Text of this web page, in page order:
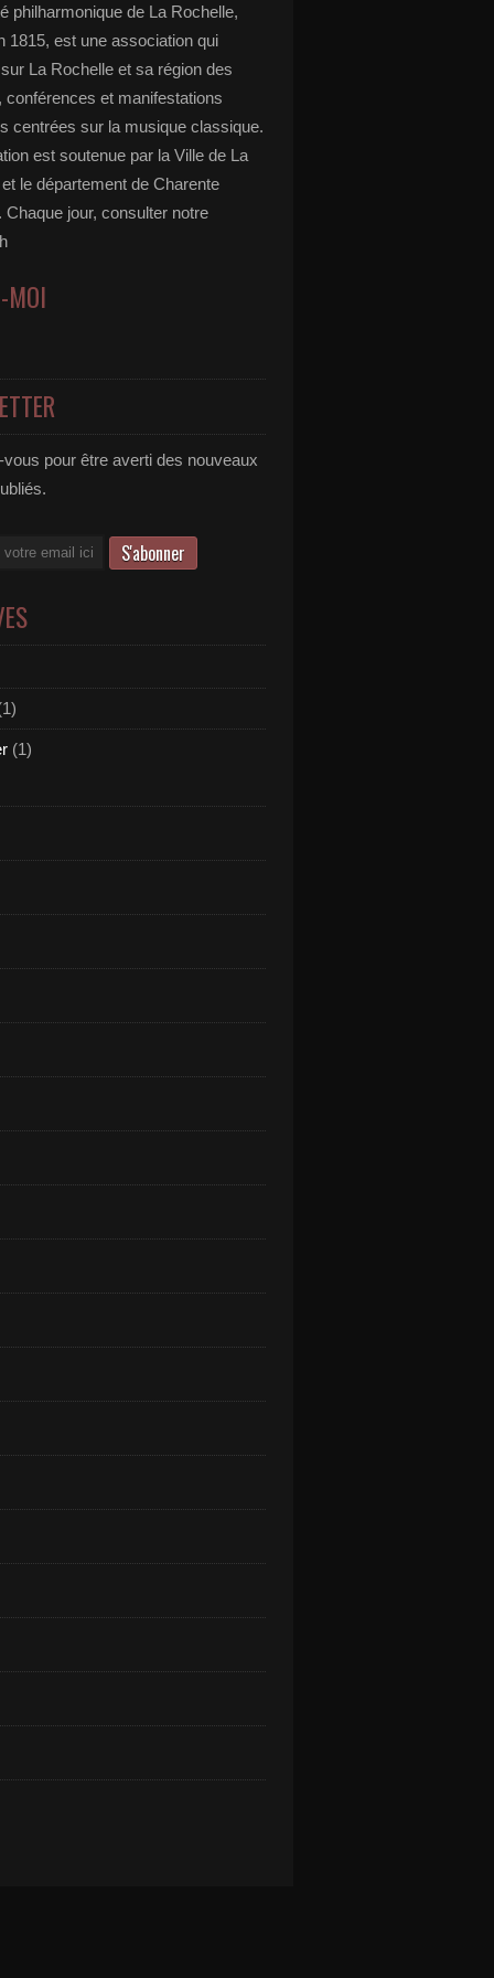
philharmonique de La Rochelle,
1815, est une association qui
La Rochelle et sa région des
conférences et manifestations
centrées sur la musique classique.
est soutenue par la Ville de La
le département de Charente
Chaque jour, consulter notre
MOI
pour être averti des nouveaux
(1)